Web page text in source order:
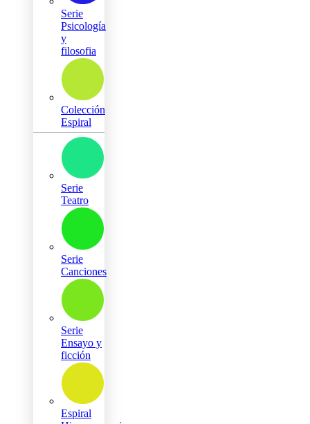
Serie
Psicología
y
filosofia
Colección
Espiral
Serie
Teatro
Serie
Canciones
Serie
Ensayo y
ficción
Espiral